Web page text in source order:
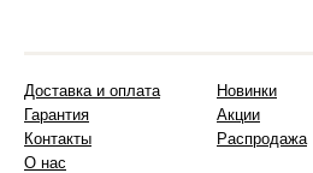
Доставка и оплата
Гарантия
Контакты
О нас
Новинки
Акции
Распродажа